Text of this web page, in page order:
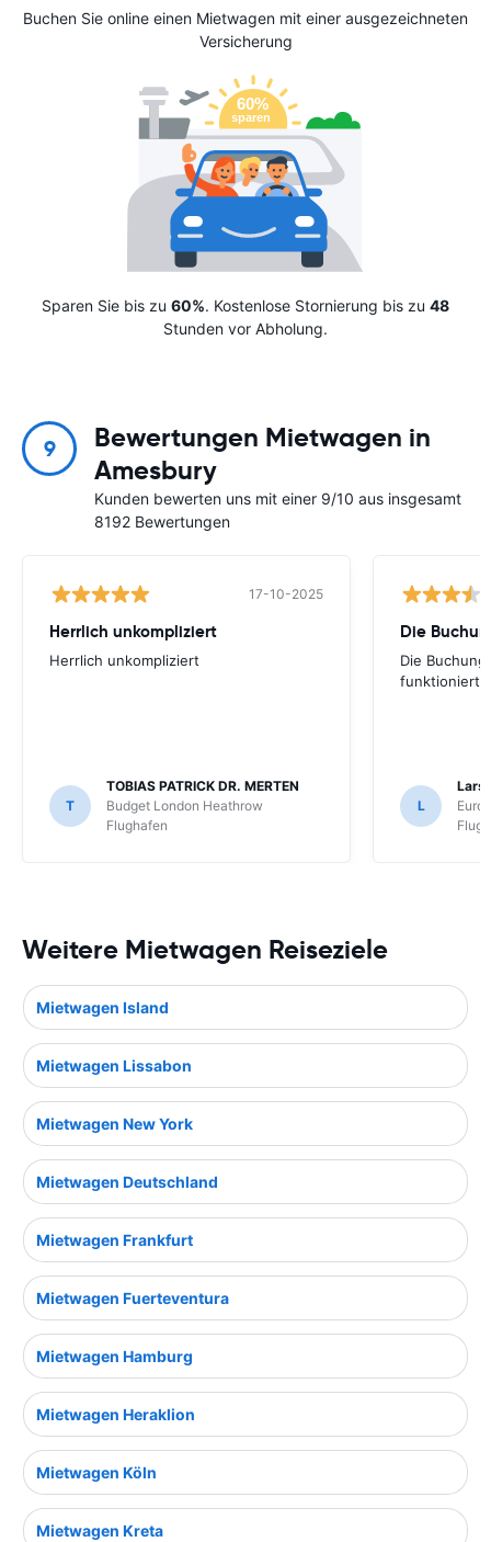
Buchen Sie online einen Mietwagen mit einer ausgezeichneten
Versicherung
Sparen Sie bis zu 60%. Kostenlose Stornierung bis zu 48
Stunden vor Abholung.
9
Bewertungen Mietwagen in
Amesbury
Kunden bewerten uns mit einer 9/10 aus insgesamt
8192 Bewertungen
17-10-2025
Herrlich unkompliziert
Herrlich unkompliziert
T
TOBIAS PATRICK DR. MERTEN
Budget London Heathrow
Flughafen
Die
Die
funktionierte
L
Lars
Weitere Mietwagen Reiseziele
Mietwagen Island
Mietwagen Lissabon
Mietwagen New York
Mietwagen Deutschland
Mietwagen Frankfurt
Mietwagen Fuerteventura
Mietwagen Hamburg
Mietwagen Heraklion
Mietwagen Köln
Mietwagen Kreta